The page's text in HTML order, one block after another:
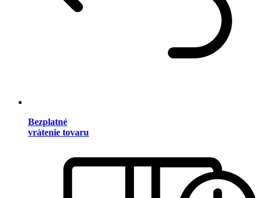
Bezplatné
vrátenie tovaru